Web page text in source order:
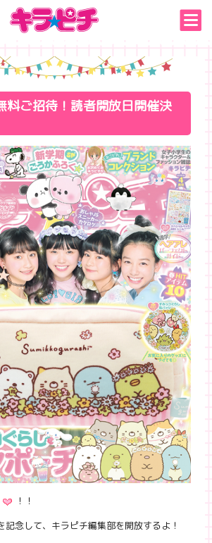
料ご招待！読者開放日開催決
！！
記念して、キラピチ編集部を開放するよ！